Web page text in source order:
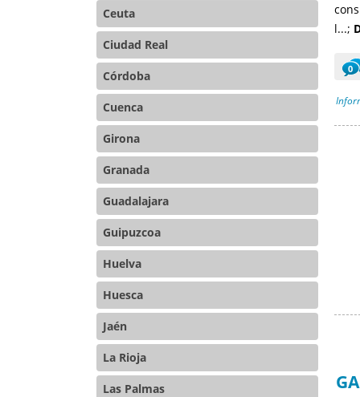
Ceuta
Ciudad Real
Córdoba
Cuenca
Girona
Granada
Guadalajara
Guipuzcoa
Huelva
Huesca
Jaén
La Rioja
Las Palmas
l...;
0